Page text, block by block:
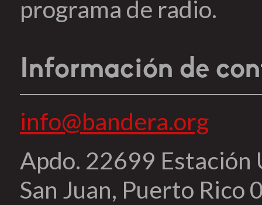
programa de radio.
Información de
info@bandera.org
Apdo. 22699 Estación
San Juan, Puerto Rico